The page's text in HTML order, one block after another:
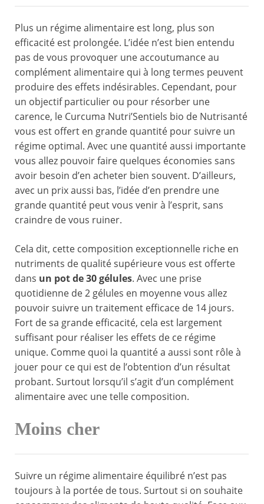
Plus un régime alimentaire est long, plus son
efficacité est prolongée. L’idée n’est bien entendu
pas de vous provoquer une accoutumance au
complément alimentaire qui à long termes peuvent
produire des effets indésirables. Cependant, pour
un objectif particulier ou pour résorber une
carence, le Curcuma Nutri’Sentiels bio de Nutrisanté
vous est offert en grande quantité pour suivre un
régime optimal. Avec une quantité aussi importante
vous allez pouvoir faire quelques économies sans
avoir besoin d’en acheter bien souvent. D’ailleurs,
avec un prix aussi bas, l’idée d’en prendre une
grande quantité peut vous venir à l’esprit, sans
craindre de vous ruiner.
Cela dit, cette composition exceptionnelle riche en
nutriments de qualité supérieure vous est offerte
dans un pot de 30 gélules. Avec une prise
quotidienne de 2 gélules en moyenne vous allez
pouvoir suivre un traitement efficace de 14 jours.
Fort de sa grande efficacité, cela est largement
suffisant pour réaliser les effets de ce régime
unique. Comme quoi la quantité a aussi sont rôle à
jouer pour ce qui est de l’obtention d’un résultat
probant. Surtout lorsqu’il s’agit d’un complément
alimentaire avec une telle composition.
Moins cher
Suivre un régime alimentaire équilibré n’est pas
toujours à la portée de tous. Surtout si on souhaite